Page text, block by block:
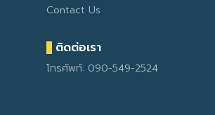
Contact Us
ติดต่อเรา
โทรศัพท์: 090-549-2524